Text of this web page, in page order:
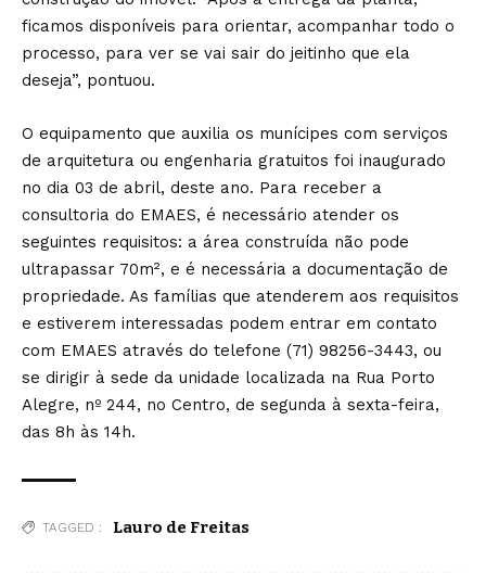
ficamos disponíveis para orientar, acompanhar todo o
processo, para ver se vai sair do jeitinho que ela
deseja”, pontuou.
O equipamento que auxilia os munícipes com serviços
de arquitetura ou engenharia gratuitos foi inaugurado
no dia 03 de abril, deste ano. Para receber a
consultoria do EMAES, é necessário atender os
seguintes requisitos: a área construída não pode
ultrapassar 70m², e é necessária a documentação de
propriedade. As famílias que atenderem aos requisitos
e estiverem interessadas podem entrar em contato
com EMAES através do telefone (71) 98256-3443, ou
se dirigir à sede da unidade localizada na Rua Porto
Alegre, nº 244, no Centro, de segunda à sexta-feira,
das 8h às 14h.
TAGGED : Lauro de Freitas